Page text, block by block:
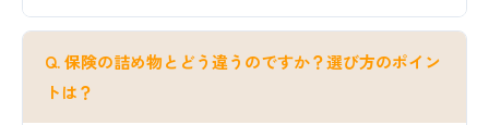
Q. 保険の詰め物とどう違うのですか？選び方のポイン
トは？